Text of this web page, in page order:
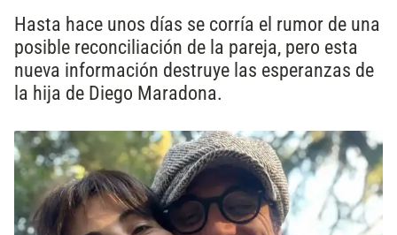
Hasta hace unos días se corría el rumor de una
posible reconciliación de la pareja, pero esta
nueva información destruye las esperanzas de
la hija de Diego Maradona.